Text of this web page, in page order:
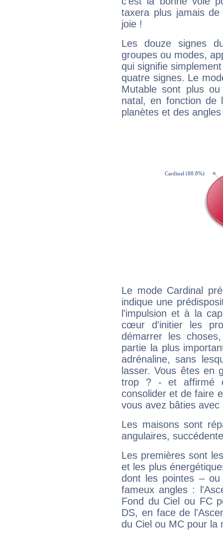
taxera plus jamais
joie !
Les douze signes
groupes ou modes,
qui signifie
quatre signes. Le
Mutable sont plus
natal, en fonction de
planètes et des
Le mode Cardinal
indique une
l'impulsion et à la
cœur d'initier les
démarrer les
partie la plus
adrénaline, sans
lasser. Vous êtes en
trop ? - et affirmé
consolider et de faire
vous avez bâties avec
Les maisons sont
angulaires,
Les premières sont
et les plus
dont les pointes –
fameux angles :
Fond du Ciel ou FC
DS, en face de
du Ciel ou MC pour la